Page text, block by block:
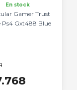
En stock
Gamer Trust
Ps4 Gxt488 Blue